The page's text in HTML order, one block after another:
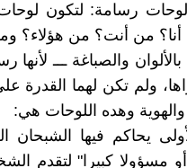
لوحات رسامة: لتكون
من أنت؟ من هؤلاء؟
بالألوان والصباغة ـــ
ولم تكن لهما القدرة
والهوية وهده اللوحات هي:
يحاكم فيها الشبحان
أو مسؤولا كبيرا" لتقدم